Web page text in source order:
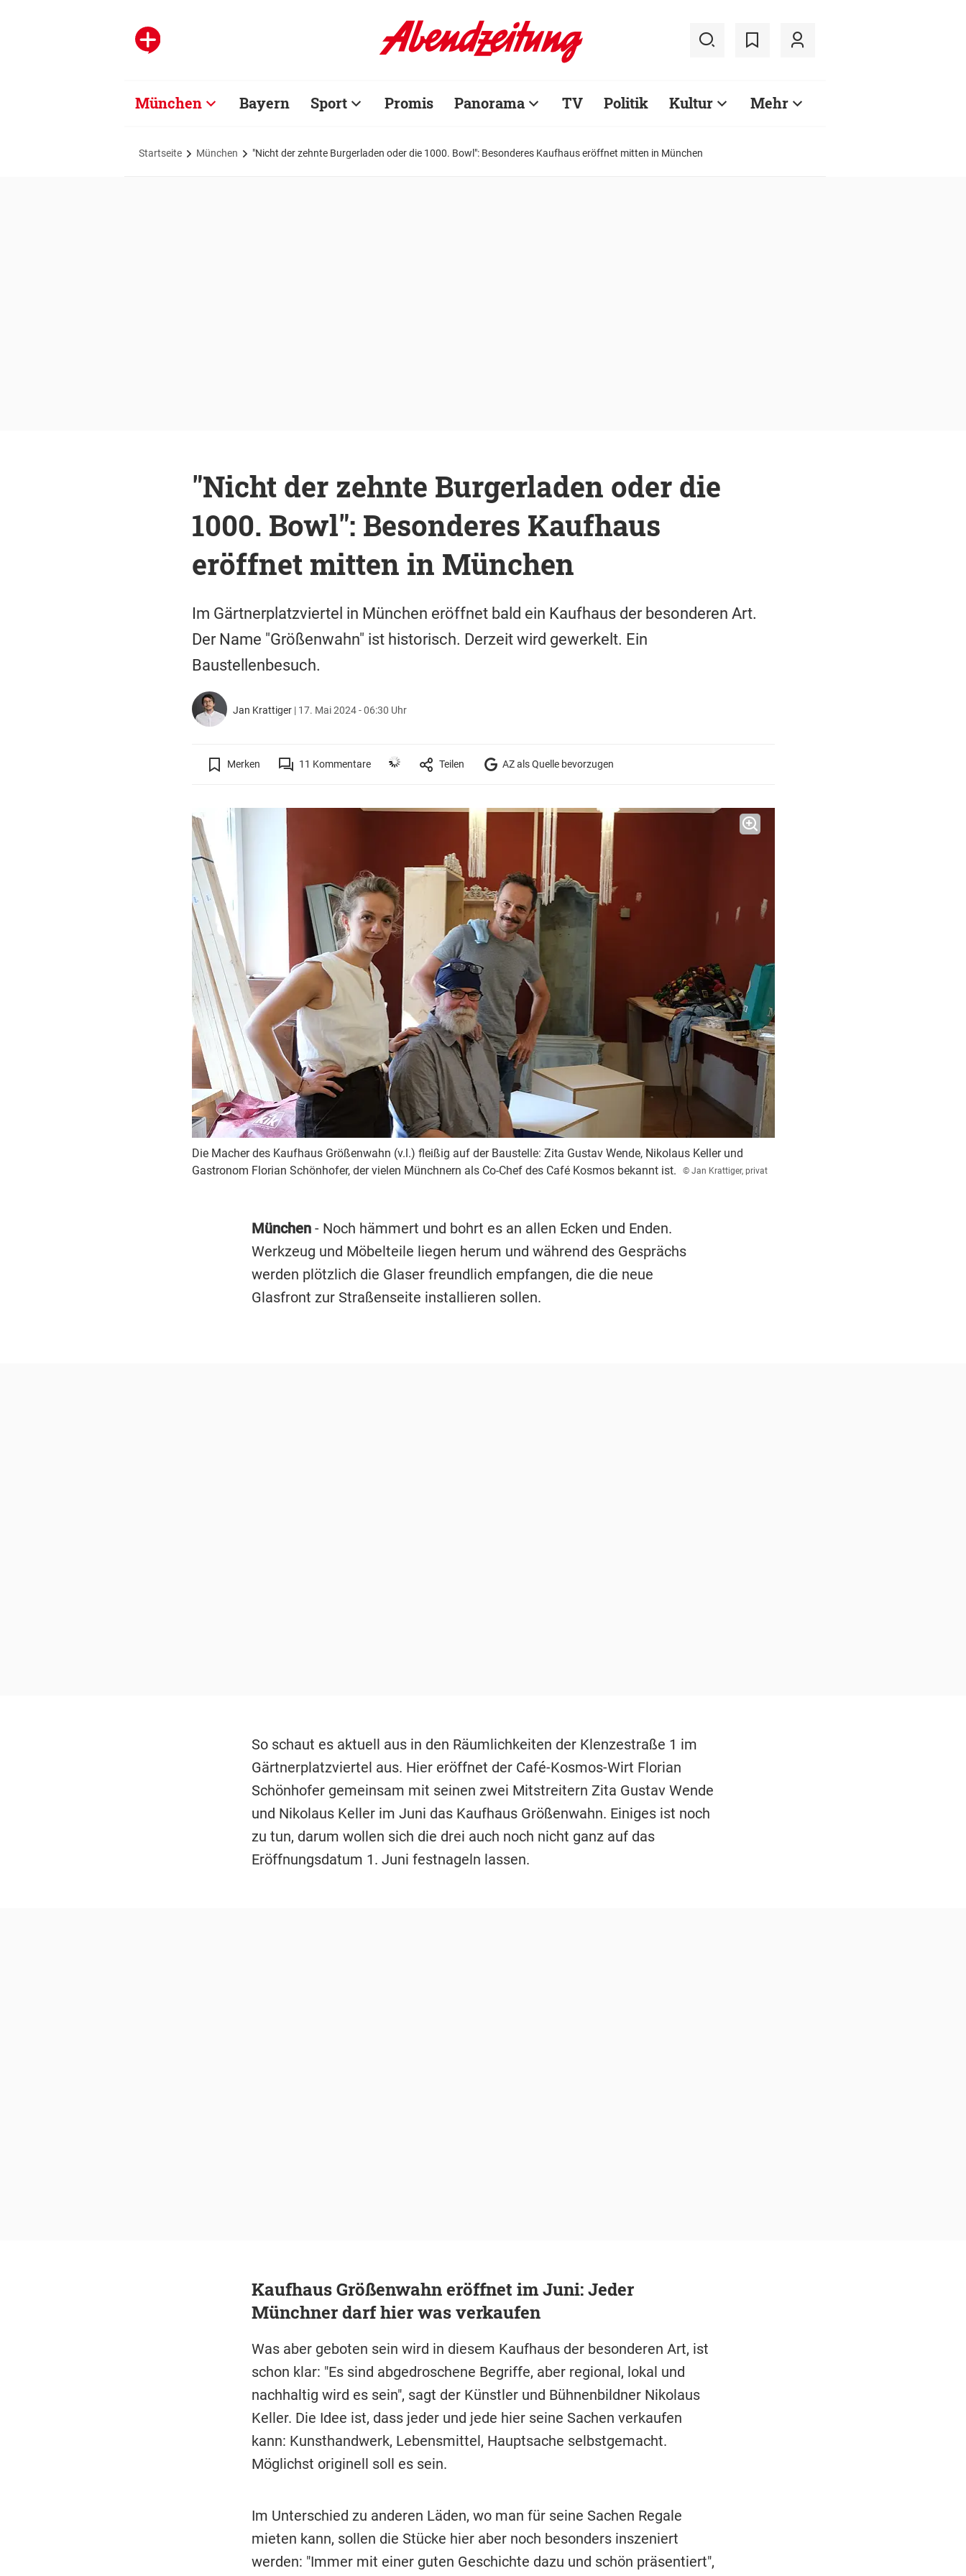
München Bayern Sport Promis Panorama TV Politik Kultur Mehr
Startseite München "Nicht der zehnte Burgerladen oder die 1000. Bowl": Besonderes Kaufhaus eröffnet mitten in München
"Nicht der zehnte Burgerladen oder die
1000. Bowl": Besonderes Kaufhaus
eröffnet mitten in München
Im Gärtnerplatzviertel in München eröffnet bald ein Kaufhaus der besonderen Art.
Der Name "Größenwahn" ist historisch. Derzeit wird gewerkelt. Ein
Baustellenbesuch.
Jan Krattiger | 17. Mai 2024 - 06:30 Uhr
Merken 11 Kommentare Teilen AZ als Quelle bevorzugen
Die Macher des Kaufhaus Größenwahn (v.l.) fleißig auf der Baustelle: Zita Gustav Wende, Nikolaus Keller und
Gastronom Florian Schönhofer, der vielen Münchnern als Co-Chef des Café Kosmos bekannt ist.
© Jan Krattiger, privat
München - Noch hämmert und bohrt es an allen Ecken und Enden.
Werkzeug und Möbelteile liegen herum und während des Gesprächs
werden plötzlich die Glaser freundlich empfangen, die die neue
Glasfront zur Straßenseite installieren sollen.
So schaut es aktuell aus in den Räumlichkeiten der Klenzestraße 1 im
Gärtnerplatzviertel aus. Hier eröffnet der Café-Kosmos-Wirt Florian
Schönhofer gemeinsam mit seinen zwei Mitstreitern Zita Gustav Wende
und Nikolaus Keller im Juni das Kaufhaus Größenwahn. Einiges ist noch
zu tun, darum wollen sich die drei auch noch nicht ganz auf das
Eröffnungsdatum 1. Juni festnageln lassen.
Kaufhaus Größenwahn eröffnet im Juni: Jeder
Münchner darf hier was verkaufen
Was aber geboten sein wird in diesem Kaufhaus der besonderen Art, ist
schon klar: "Es sind abgedroschene Begriffe, aber regional, lokal und
nachhaltig wird es sein", sagt der Künstler und Bühnenbildner Nikolaus
Keller. Die Idee ist, dass jeder und jede hier seine Sachen verkaufen
kann: Kunsthandwerk, Lebensmittel, Hauptsache selbstgemacht.
Möglichst originell soll es sein.
Im Unterschied zu anderen Läden, wo man für seine Sachen Regale
mieten kann, sollen die Stücke hier aber noch besonders inszeniert
werden: "Immer mit einer guten Geschichte dazu und schön präsentiert",